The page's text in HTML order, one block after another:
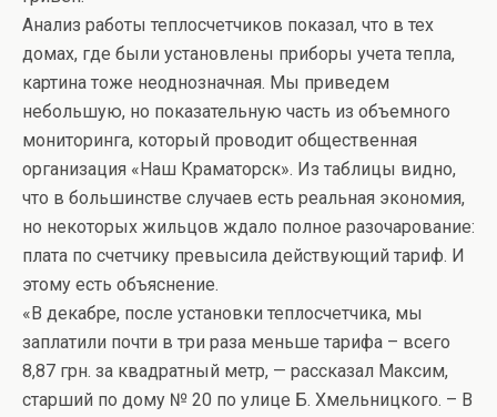
Анализ работы теплосчетчиков показал, что в тех
домах, где были установлены приборы учета тепла,
картина тоже неоднозначная. Мы приведем
небольшую, но показательную часть из объемного
мониторинга, который проводит общественная
организация «Наш Краматорск». Из таблицы видно,
что в большинстве случаев есть реальная экономия,
но некоторых жильцов ждало полное разочарование:
плата по счетчику превысила действующий тариф. И
этому есть объяснение.
«В декабре, после установки теплосчетчика, мы
заплатили почти в три раза меньше тарифа – всего
8,87 грн. за квадратный метр, — рассказал Максим,
старший по дому № 20 по улице Б. Хмельницкого. – В